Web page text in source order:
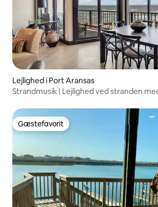
Lejlighed i Port Aransas
Strandmusik | Lejlighed ved stranden
Gæstefavorit
Gæstefavorit